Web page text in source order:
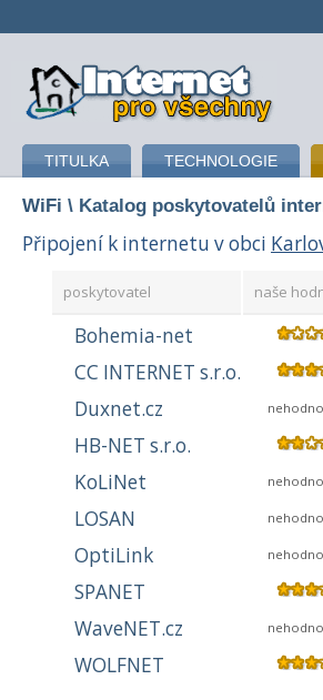
připojení k internetu
TITULKA TECHNOLOGIE
WiFi \ Katalog poskytovatelů
Připojení k internetu v obci
poskytovatel naše
Bohemia-net
CC INTERNET s.r.o.
Duxnet.cz
HB-NET s.r.o.
KoLiNet
LOSAN
OptiLink
SPANET
WaveNET.cz
WOLFNET